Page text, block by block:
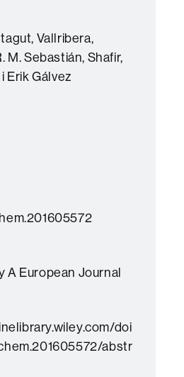
Vallribera,
M. Sebastián, Shafir,
Erik Gálvez
A European Journal
doi
abstr